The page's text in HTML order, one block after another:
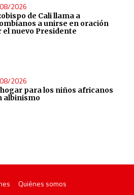
2026
de Cali llama a
a unirse en oración
el nuevo Presidente
2026
para los niños africanos
albinismo
Quiénes somos